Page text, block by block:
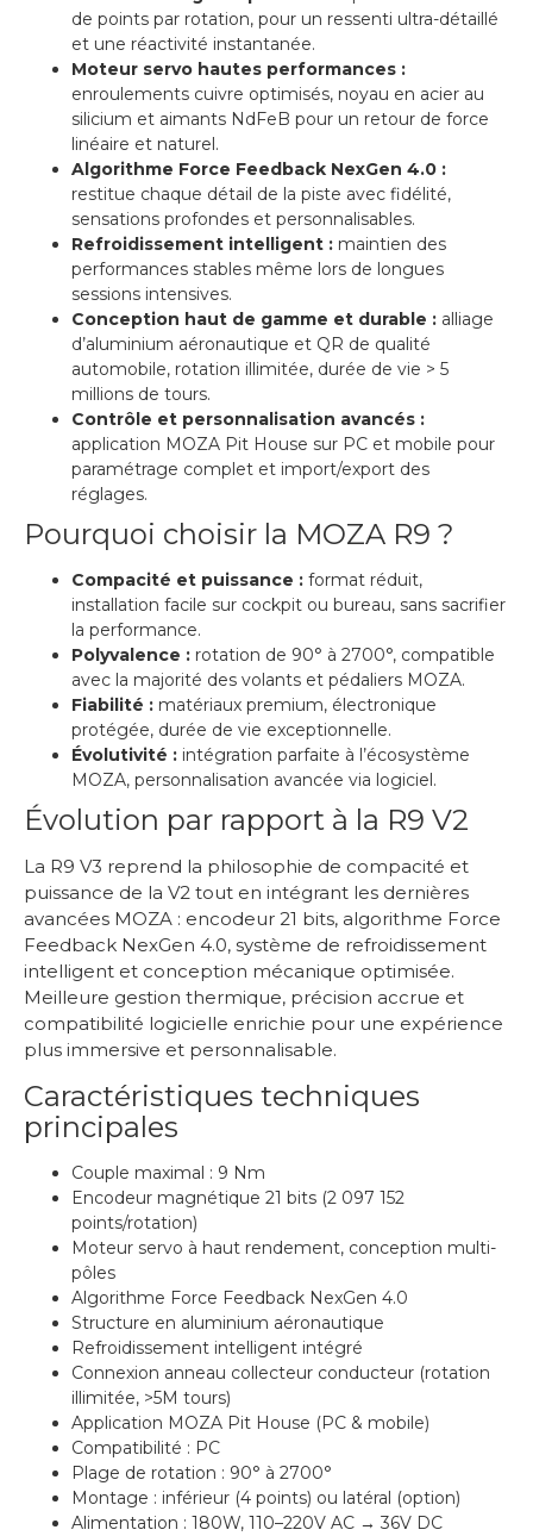
de points par rotation, pour un ressenti ultra-détaillé
et une réactivité instantanée.
Moteur servo hautes performances :
enroulements cuivre optimisés, noyau en acier au
silicium et aimants NdFeB pour un retour de force
linéaire et naturel.
Algorithme Force Feedback NexGen 4.0 :
restitue chaque détail de la piste avec fidélité,
sensations profondes et personnalisables.
Refroidissement intelligent : maintien des
performances stables même lors de longues
sessions intensives.
Conception haut de gamme et durable : alliage
d’aluminium aéronautique et QR de qualité
automobile, rotation illimitée, durée de vie > 5
millions de tours.
Contrôle et personnalisation avancés :
application MOZA Pit House sur PC et mobile pour
paramétrage complet et import/export des
réglages.
Pourquoi choisir la MOZA R9 ?
Compacité et puissance : format réduit,
installation facile sur cockpit ou bureau, sans sacrifier
la performance.
Polyvalence : rotation de 90° à 2700°, compatible
avec la majorité des volants et pédaliers MOZA.
Fiabilité : matériaux premium, électronique
protégée, durée de vie exceptionnelle.
Évolutivité : intégration parfaite à l’écosystème
MOZA, personnalisation avancée via logiciel.
Évolution par rapport à la R9 V2
La R9 V3 reprend la philosophie de compacité et
puissance de la V2 tout en intégrant les dernières
avancées MOZA : encodeur 21 bits, algorithme Force
Feedback NexGen 4.0, système de refroidissement
intelligent et conception mécanique optimisée.
Meilleure gestion thermique, précision accrue et
compatibilité logicielle enrichie pour une expérience
plus immersive et personnalisable.
Caractéristiques techniques
principales
Couple maximal : 9 Nm
Encodeur magnétique 21 bits (2 097 152
points/rotation)
Moteur servo à haut rendement, conception multi-
pôles
Algorithme Force Feedback NexGen 4.0
Structure en aluminium aéronautique
Refroidissement intelligent intégré
Connexion anneau collecteur conducteur (rotation
illimitée, >5M tours)
Application MOZA Pit House (PC & mobile)
Compatibilité : PC
Plage de rotation : 90° à 2700°
Montage : inférieur (4 points) ou latéral (option)
Alimentation : 180W, 110–220V AC → 36V DC